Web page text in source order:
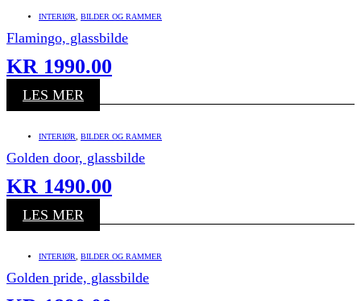
INTERIØR BILDER OG RAMMER
Flamingo, glassbilde
KR 1990.00
LES MER
INTERIØR BILDER OG RAMMER
Golden door, glassbilde
KR 1490.00
LES MER
INTERIØR BILDER OG RAMMER
Golden pride, glassbilde